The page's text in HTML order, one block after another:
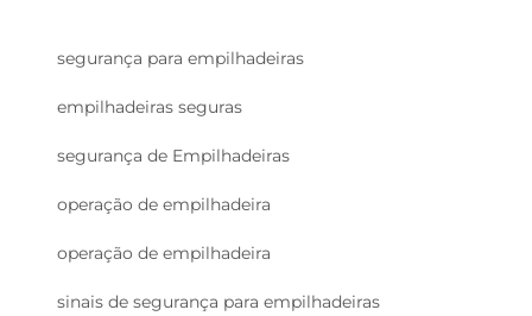
segurança para empilhadeiras
empilhadeiras seguras
segurança de Empilhadeiras
operação de empilhadeira
operação de empilhadeira
sinais de segurança para empilhadeiras